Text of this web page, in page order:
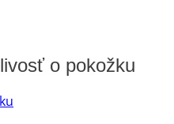
o pokožku